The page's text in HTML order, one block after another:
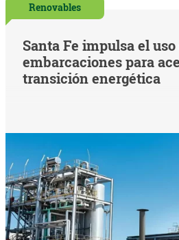
Renovables
Santa Fe impulsa el
embarcaciones para
transición energética